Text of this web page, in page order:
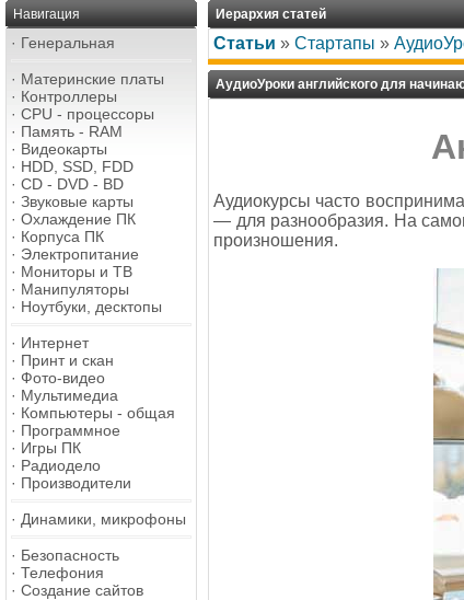
Навигация
· Генеральная
· Материнские платы
· Контроллеры
· CPU - процессоры
· Память - RAM
· Видеокарты
· HDD, SSD, FDD
· CD - DVD - BD
· Звуковые карты
· Охлаждение ПК
· Корпуса ПК
· Электропитание
· Мониторы и ТВ
· Манипуляторы
· Ноутбуки, десктопы
· Интернет
· Принт и скан
· Фото-видео
· Мультимедиа
· Компьютеры - общая
· Программное
· Игры ПК
· Радиодело
· Производители
· Динамики, микрофоны
· Безопасность
· Телефония
· Создание сайтов
Иерархия статей
Статьи » Стартапы »
АудиоУроки английского для
Аудиокурсы часто
— для разнообразия. На
произношения.